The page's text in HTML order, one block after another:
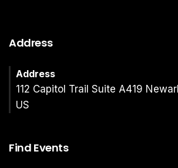
Address
Address
112 Capitol Trail Suite A419
US
Find Events